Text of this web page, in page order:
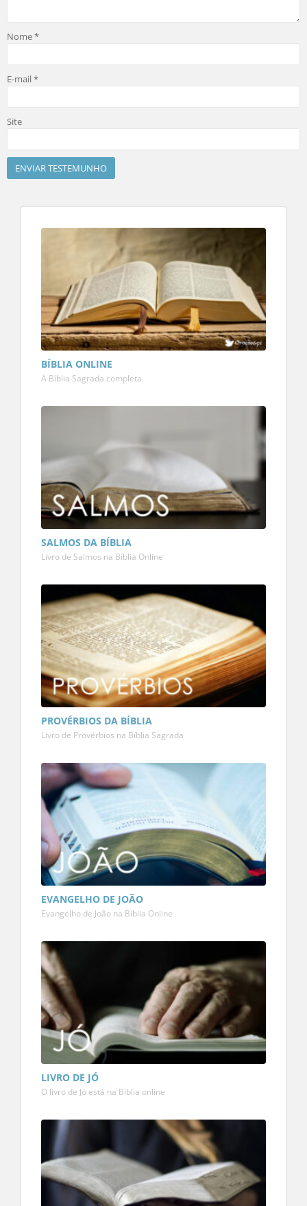
Nome*
E-mail*
Site
BÍBLIA ONLINE
A Bíblia Sagrada completa
SALMOS DA BÍBLIA
Livro de Salmos na Bíblia Online
PROVÉRBIOS DA BÍBLIA
Livro de Provérbios na Bíblia Sagrada
EVANGELHO DE JOÃO
Evangelho de João na Bíblia Online
LIVRO DE JÓ
O livro de Jó está na Bíblia online